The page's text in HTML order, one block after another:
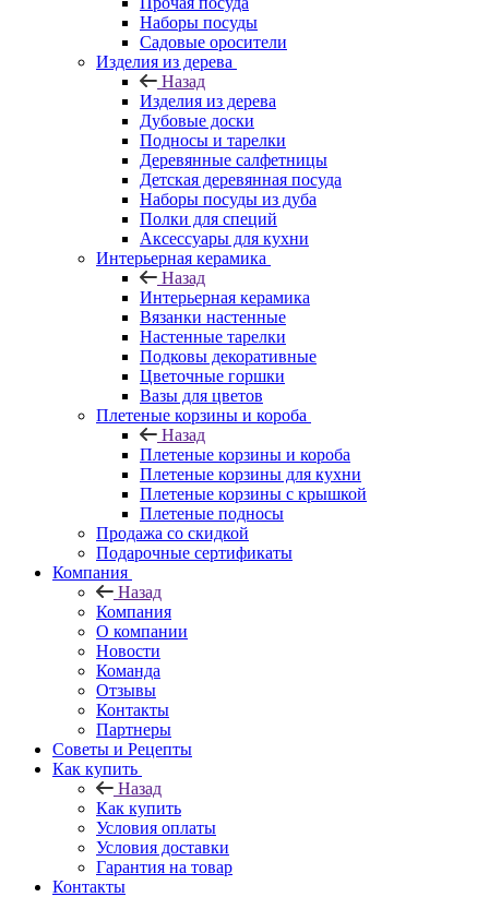
Наборы посуды
Садовые оросители
Изделия из дерева
Назад
Изделия из дерева
Дубовые доски
Подносы и тарелки
Деревянные салфетницы
Детская деревянная посуда
Наборы посуды из дуба
Полки для специй
Аксессуары для кухни
Интерьерная керамика
Назад
Интерьерная керамика
Вязанки настенные
Настенные тарелки
Подковы декоративные
Цветочные горшки
Вазы для цветов
Плетеные корзины и короба
Назад
Плетеные корзины и короба
Плетеные корзины для кухни
Плетеные корзины с крышкой
Плетеные подносы
Продажа со скидкой
Подарочные сертификаты
Компания
Назад
Компания
О компании
Новости
Команда
Отзывы
Контакты
Партнеры
Советы и Рецепты
Как купить
Назад
Как купить
Условия оплаты
Условия доставки
Гарантия на товар
Контакты